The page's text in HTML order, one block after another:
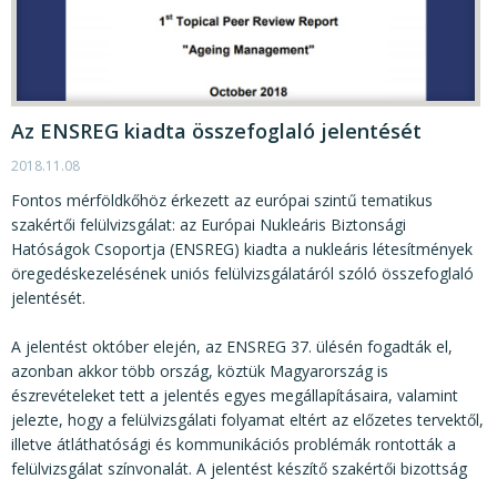
Az ENSREG kiadta összefoglaló jelentését
2018.11.08
Fontos mérföldkőhöz érkezett az európai szintű tematikus
szakértői felülvizsgálat: az Európai Nukleáris Biztonsági
Hatóságok Csoportja (ENSREG) kiadta a nukleáris létesítmények
öregedéskezelésének uniós felülvizsgálatáról szóló összefoglaló
jelentését.
A jelentést október elején, az ENSREG 37. ülésén fogadták el,
azonban akkor több ország, köztük Magyarország is
észrevételeket tett a jelentés egyes megállapításaira, valamint
jelezte, hogy a felülvizsgálati folyamat eltért az előzetes tervektől,
illetve átláthatósági és kommunikációs problémák rontották a
felülvizsgálat színvonalát. A jelentést készítő szakértői bizottság